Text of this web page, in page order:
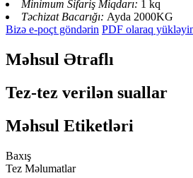
Minimum Sifariş Miqdarı: 1 kq
Təchizat Bacarığı: Ayda 2000KG
Bizə e-poçt göndərin PDF olaraq
Məhsul Ətraflı
Tez-tez verilən suallar
Məhsul Etiketləri
Baxış
Tez Məlumatlar